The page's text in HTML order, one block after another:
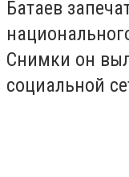
Батаев
Снимки он
социальной